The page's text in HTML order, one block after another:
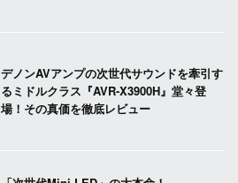
デノンAVアンプの次世代サウンドを牽引す
るミドルクラス『AVR-X3900H』堂々登
場！その真価を徹底レビュー